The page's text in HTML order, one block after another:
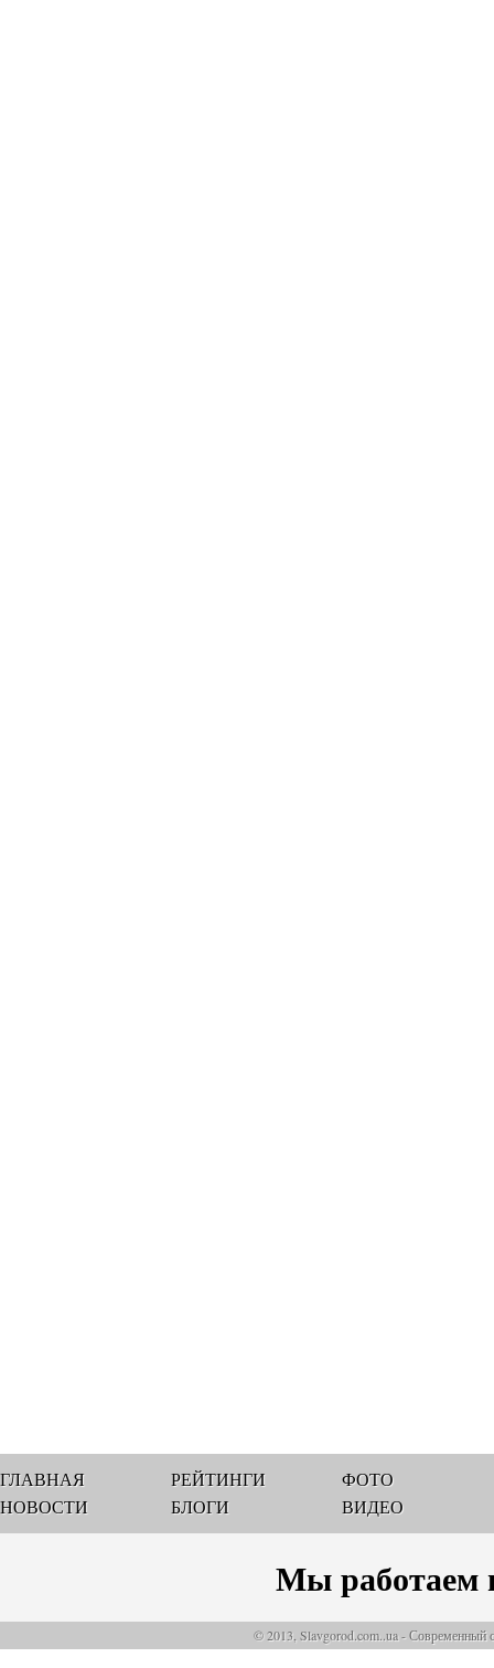
ГЛАВНАЯ
НОВОСТИ
РЕЙТИНГИ
БЛОГИ
ФОТО
ВИДЕО
Мы работаем
© 2013, Slavgorod.com..ua - Современный